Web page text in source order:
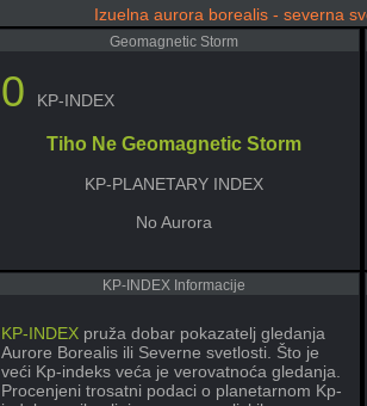
Izuelna aurora borealis - severna
Geomagnetic Storm
0 KP-INDEX
Tiho Ne Geomagnetic Storm
KP-PLANETARY INDEX
No Aurora
KP-INDEX Informacije
KP-INDEX pruža dobar pokazatelj gledanja
Aurore Borealis ili Severne svetlosti. Što je
veći Kp-indeks veća je verovatnoća gledanja.
Procenjeni trosatni podaci o planetarnom Kp-